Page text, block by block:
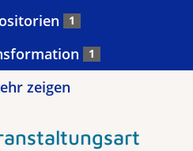
1
1
zeigen